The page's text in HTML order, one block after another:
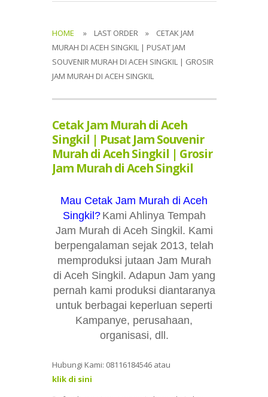
HOME » LAST ORDER » CETAK JAM
MURAH DI ACEH SINGKIL | PUSAT JAM
SOUVENIR MURAH DI ACEH SINGKIL | GROSIR
JAM MURAH DI ACEH SINGKIL
Cetak Jam Murah di Aceh
Singkil | Pusat Jam Souvenir
Murah di Aceh Singkil | Grosir
Jam Murah di Aceh Singkil
Mau Cetak Jam Murah di Aceh
Singkil? Kami Ahlinya Tempah
Jam Murah di Aceh Singkil. Kami
berpengalaman sejak 2013, telah
memproduksi jutaan Jam Murah
di Aceh Singkil. Adapun Jam yang
pernah kami produksi diantaranya
untuk berbagai keperluan seperti
Kampanye, perusahaan,
organisasi, dll.
Hubungi Kami: 08116184546 atau
klik di sini